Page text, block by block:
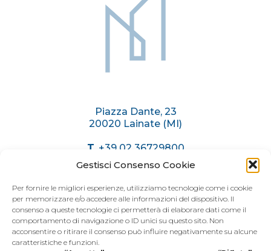
Gestisci Consenso Cookie
Per fornire le migliori esperienze, utilizziamo tecnologie come i cookie
per memorizzare e/o accedere alle informazioni del dispositivo. Il
consenso a queste tecnologie ci permetterà di elaborare dati come il
comportamento di navigazione o ID unici su questo sito. Non
acconsentire o ritirare il consenso può influire negativamente su alcune
caratteristiche e funzioni.
Piazza Dante, 23
20020 Lainate (MI)
T. +39 02 36729800
C.
+39 375 6174071
info@immobiliaremariani.it
ORARI AGENZIA
Dal